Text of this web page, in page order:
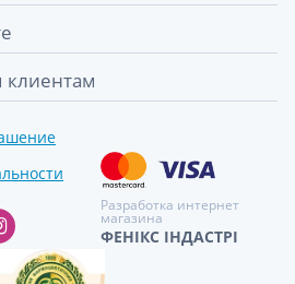
Разработка интернет
магазина
ФЕНІКС ІНДАСТРІ